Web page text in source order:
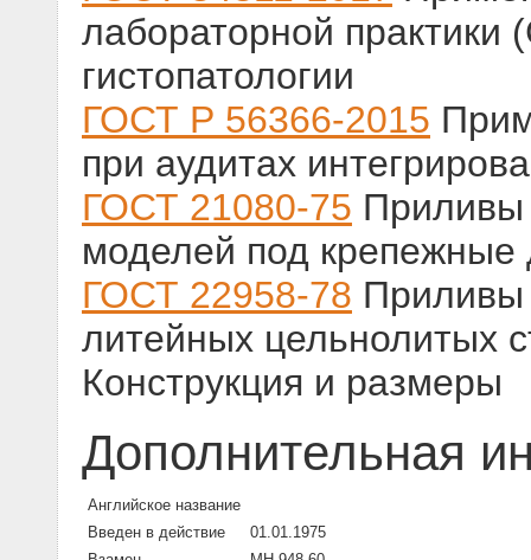
лабораторной практики
гистопатологии
ГОСТ Р 56366-2015
при аудитах
ГОСТ 21080-75 Приливы
моделей под
ГОСТ 22958-78 Приливы
литейных цельнолитых
Конструкция и размеры
Дополнительная
Английское название
Введен в действие
01.01.1975